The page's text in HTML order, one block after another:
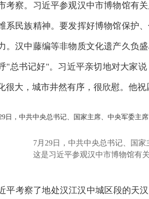
考察。习近平参观汉中市博物馆有
系民族精神。要发挥好博物馆保护
。汉中藤编等非物质文化遗产久负
"总书记好"。习近平亲切地对大家
很大，城市井然有序，很欣慰。他
7月29日，中共中央总书记、国
这是习近平参观汉中市博物馆有
平考察了地处汉江汉中城区段的天